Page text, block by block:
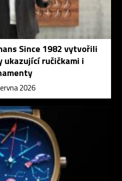
Since 1982 vytvořili
ukazující ručičkami i
2026